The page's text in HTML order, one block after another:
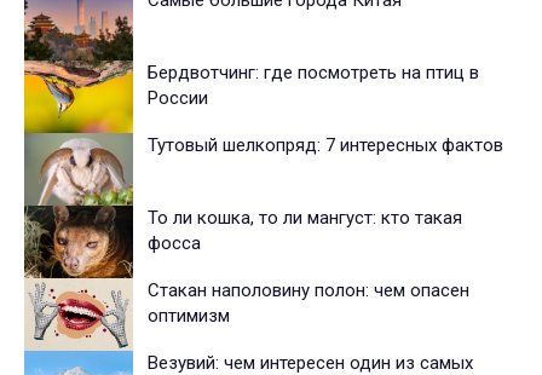
Бердвотчинг: где посмотреть на птиц в
России
Тутовый шелкопряд: 7 интересных фактов
То ли кошка, то ли мангуст: кто такая
фосса
Стакан наполовину полон: чем опасен
оптимизм
Везувий: чем интересен один из самых